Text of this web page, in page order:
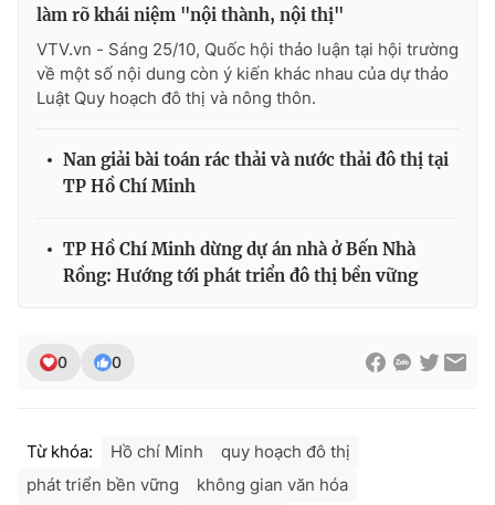
làm rõ khái niệm "nội thành, nội thị"
VTV.vn - Sáng 25/10, Quốc hội thảo luận tại hội trường
về một số nội dung còn ý kiến khác nhau của dự thảo
Luật Quy hoạch đô thị và nông thôn.
Nan giải bài toán rác thải và nước thải đô thị tại
TP Hồ Chí Minh
TP Hồ Chí Minh dừng dự án nhà ở Bến Nhà
Rồng: Hướng tới phát triển đô thị bền vững
0 0
Từ khóa: Hồ chí Minh
quy hoạch đô thị
phát triển bền vững
không gian văn hóa